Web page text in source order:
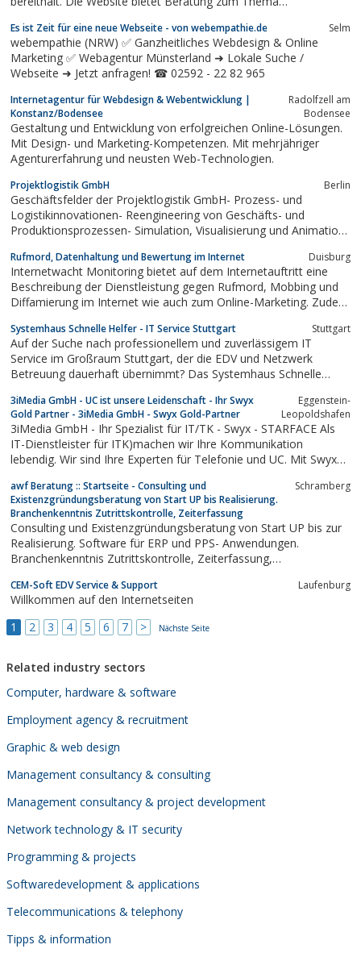
Jugendschutzbeauftragter gestellt werden.
Es ist Zeit für eine neue Webseite - von webempathie.de Selm
webempathie (NRW) ✅ Ganzheitliches Webdesign & Online
Marketing ✅ Webagentur Münsterland ➜ Lokale Suche /
Webseite ➜ Jetzt anfragen! ☎ 02592 - 22 82 965
Internetagentur für Webdesign & Webentwicklung |
Konstanz/Bodensee
Radolfzell am
Bodensee
Gestaltung und Entwicklung von erfolgreichen Online-Lösungen.
Mit Design- und Marketing-Kompetenzen. Mit mehrjähriger
Agenturerfahrung und neusten Web-Technologien.
Projektlogistik GmbH Berlin
Geschäftsfelder der Projektlogistik GmbH- Prozess- und
Logistikinnovationen- Reengineering von Geschäfts- und
Produktionsprozessen- Simulation, Visualisierung und Animation
Rufmord, Datenhaltung und Bewertung im Internet Duisburg
Internetwacht Monitoring bietet auf dem Internetauftritt eine
Beschreibung der Dienstleistung gegen Rufmord, Mobbing und
Diffamierung im Internet wie auch zum Online-Marketing. Zudem
Beispiel einer GmbH beschrieben. Es finden sich übedies zuletzt
Tipps zum Umgang mit...
Systemhaus Schnelle Helfer - IT Service Stuttgart Stuttgart
Auf der Suche nach professionellem und zuverlässigem IT
Service im Großraum Stuttgart, der die EDV und Netzwerk
Betreuung dauerhaft übernimmt? Das Systemhaus Schnelle
EDV Planung, Beratung und Service in allen Fragen von IT
Consulting, zu EDV und Netzwerk. Bei einem...
3iMedia GmbH - UC ist unsere Leidenschaft - Ihr Swyx
Gold Partner - 3iMedia GmbH - Swyx Gold-Partner
Eggenstein-
Leopoldshafen
3iMedia GmbH - Ihr Spezialist für IT/TK - Swyx - STARFACE Als
IT-Dienstleister für ITK)machen wir Ihre Kommunikation
lebendig. Wir sind Ihre Experten für Telefonie und UC. Mit Swyx
gesichert.
awf Beratung :: Startseite - Consulting und
Existenzgründungsberatung von Start UP bis Realisierung.
Branchenkenntnis Zutrittskontrolle, Zeiterfassung
Schramberg
Consulting und Existenzgründungsberatung von Start UP bis zur
Realisierung. Software für ERP und PPS- Anwendungen.
Branchenkenntnis Zutrittskontrolle, Zeiterfassung,
CEM-Soft EDV Service & Support Laufenburg
Willkommen auf den Internetseiten
1
2 3 4 5 6 7 > Nächste Seite
Related industry sectors
Computer, hardware & software
Employment agency & recruitment
Graphic & web design
Management consultancy & consulting
Management consultancy & project development
Network technology & IT security
Programming & projects
Softwaredevelopment & applications
Telecommunications & telephony
Tipps & information